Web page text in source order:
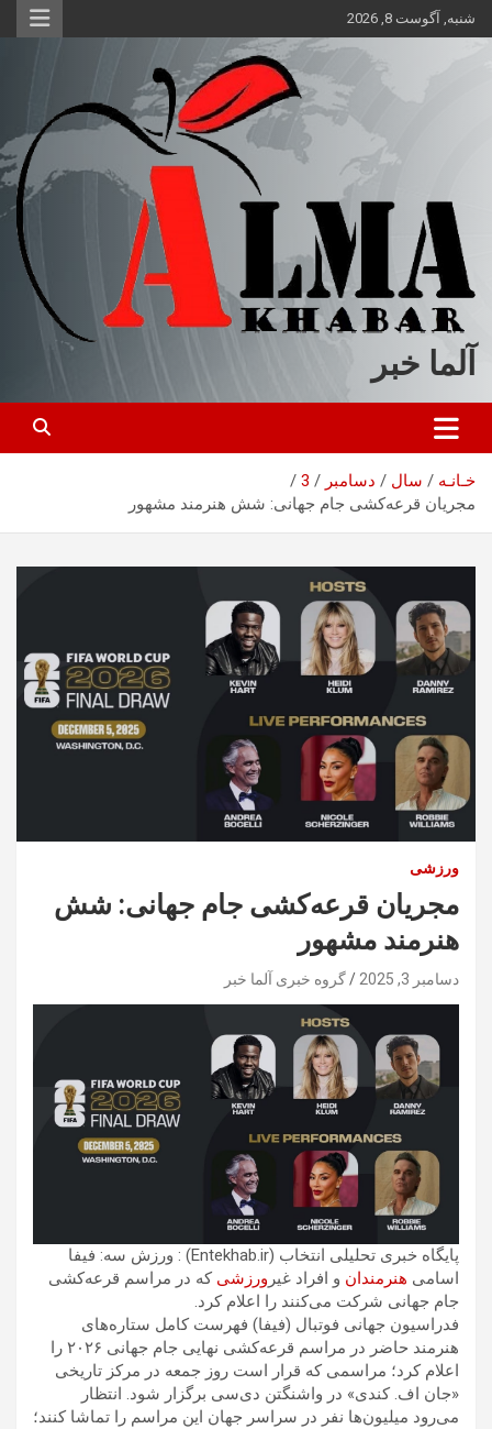
محتوا
شنبه, آگوست 8, 2026
آلما خبر
خـانـه سال دسامبر
3
مجریان قرعه‌کشی جام جهانی: شش هنرمند مشهور
ورزشی
مجریان قرعه‌کشی جام جهانی: شش
هنرمند مشهور
دسامبر 3, 2025 گروه خبری آلما خبر
پایگاه خبری تحلیلی انتخاب (Entekhab.ir) : ورزش سه: فیفا
اسامی هنرمندان و افراد غیر ورزشی که در مراسم قرعه‌کشی
جام جهانی شرکت می‌کنند را اعلام کرد.
فدراسیون جهانی فوتبال (فیفا) فهرست کامل ستاره‌های
هنرمند حاضر در مراسم قرعه‌کشی نهایی جام جهانی ۲۰۲۶ را
اعلام کرد؛ مراسمی که قرار است روز جمعه در مرکز تاریخی
«جان اف. کندی» در واشنگتن دی‌سی برگزار شود. انتظار
می‌رود میلیون‌ها نفر در سراسر جهان این مراسم را تماشا کنند؛